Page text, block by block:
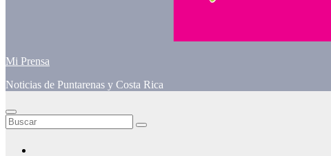
Mi Prensa
Noticias de Puntarenas y Costa Rica